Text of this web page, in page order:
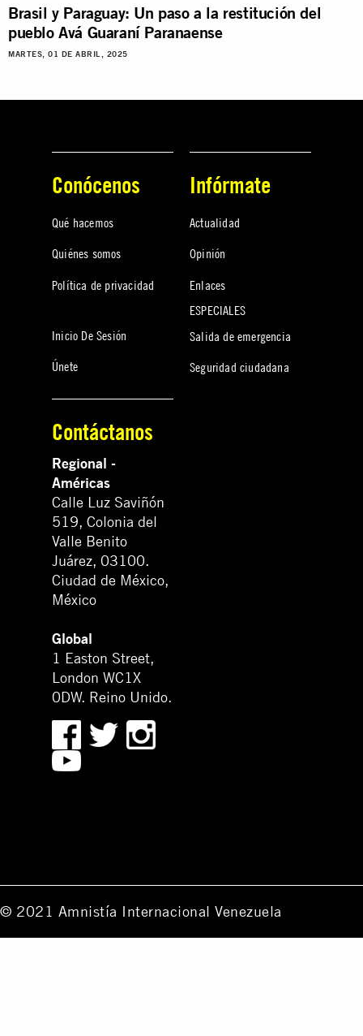
Brasil y Paraguay: Un paso a la restitución del
pueblo Avá Guaraní Paranaense
MARTES, 01 DE ABRIL, 2025
Conócenos
Qué hacemos
Quiénes somos
Política de privacidad
Inicio De Sesión
Únete
Infórmate
Actualidad
Opinión
Enlaces
ESPECIALES
Salida de emergencia
Seguridad ciudadana
Contáctanos
Regional -
Américas
Calle Luz Saviñón
519, Colonia del
Valle Benito
Juárez, 03100.
Ciudad de México,
México
Global
1 Easton Street,
London WC1X
0DW. Reino Unido.
© 2021 Amnistía Internacional Venezuela